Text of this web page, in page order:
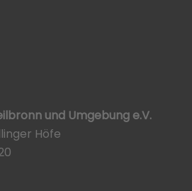
und Umgebung e.V.
Höfe